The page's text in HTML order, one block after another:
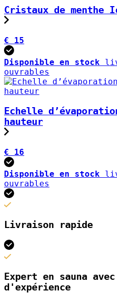
Cristaux de menthe
€ 15
Disponible en stock
ouvrables
Echelle
hauteur
€ 16
Disponible en stock
ouvrables
Livraison rapide
Expert en sauna
d'expérience